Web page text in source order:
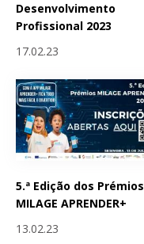
Desenvolvimento
Profissional 2023
17.02.23
5.ª Edição dos Prémios
MILAGE APRENDER+
13.02.23